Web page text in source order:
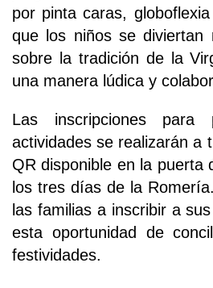
por pinta caras,
que los niños se diviertan
sobre la tradición de la
una manera lúdica y
Las inscripciones para
actividades se realizarán a
QR disponible en la puerta
los tres días de la
las familias a inscribir a
esta oportunidad de
festividades.